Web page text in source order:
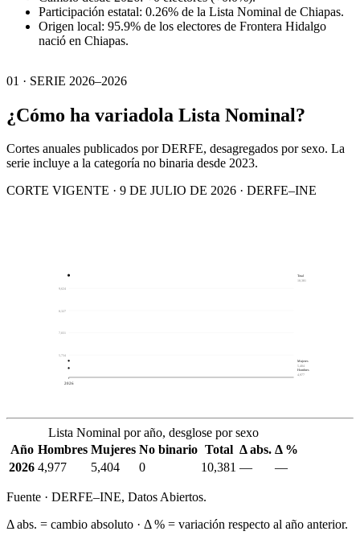
Participación estatal: 0.26% de la Lista Nominal de Chiapas.
Origen local: 95.9% de los electores de Frontera Hidalgo
nació en Chiapas.
01 · SERIE 2026–2026
¿Cómo ha variadola Lista Nominal?
Cortes anuales publicados por DERFE, desagregados por sexo. La
serie incluye a la categoría no binaria desde 2023.
CORTE VIGENTE · 9 DE JULIO DE 2026 · DERFE–INE
5,734
7,031
8,327
9,624
2026
Total
Mujeres
5,404
Hombres
4,977
Lista Nominal por año, desglose por sexo
Año Hombres Mujeres No binario Total Δ abs. Δ %
2026 4,977 5,404 0 10,381 — —
Fuente · DERFE–INE, Datos Abiertos.
Δ abs. = cambio absoluto · Δ % = variación respecto al año anterior.